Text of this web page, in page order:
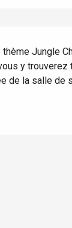
Jungle
y
de la salle de